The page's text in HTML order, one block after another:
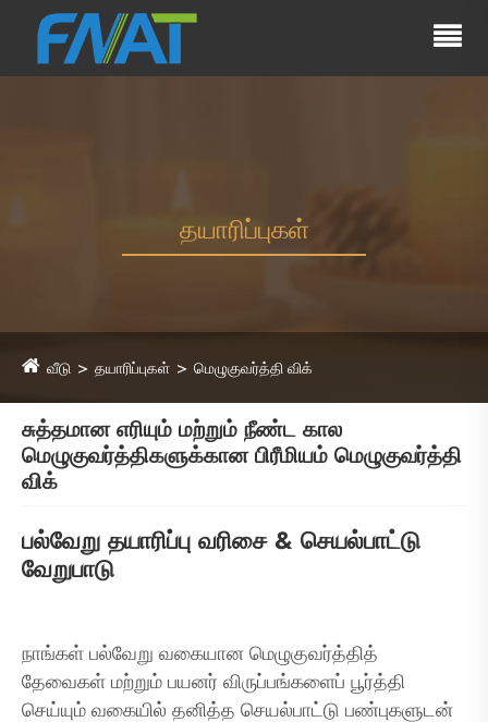
தயாரிப்புகள்
வீடு தயாரிப்புகள் மெழுகுவர்த்தி விக்
சுத்தமான எரியும் மற்றும் நீண்ட கால
மெழுகுவர்த்திகளுக்கான பிரீமியம் மெழுகுவர்த்தி
விக்
பல்வேறு தயாரிப்பு வரிசை & செயல்பாட்டு
வேறுபாடு
நாங்கள் பல்வேறு வகையான மெழுகுவர்த்தித்
தேவைகள் மற்றும் பயனர் விருப்பங்களைப் பூர்த்தி
செய்யும் வகையில் தனித்த செயல்பாட்டு பண்புகளுடன்